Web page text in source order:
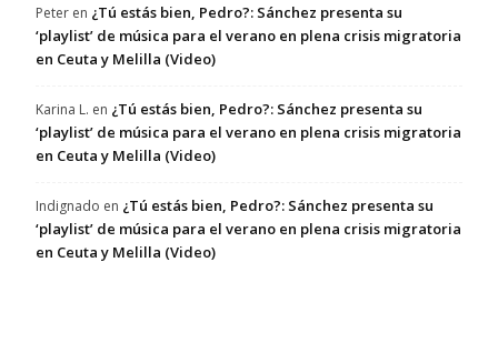
Peter en ¿Tú estás bien, Pedro?: Sánchez presenta su
‘playlist’ de música para el verano en plena crisis migratoria
en Ceuta y Melilla (Video)
Karina L. en ¿Tú estás bien, Pedro?: Sánchez presenta su
‘playlist’ de música para el verano en plena crisis migratoria
en Ceuta y Melilla (Video)
Indignado en ¿Tú estás bien, Pedro?: Sánchez presenta su
‘playlist’ de música para el verano en plena crisis migratoria
en Ceuta y Melilla (Video)